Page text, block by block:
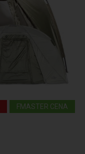
FMASTER CENA